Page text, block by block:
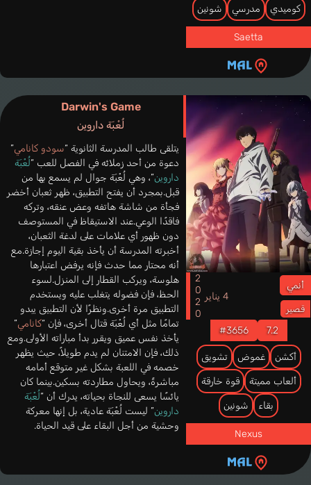
كوميدي مدرسي شونين
Saetta
Darwin's Game
لُعْبَة داروين
أنمي
قصير
4 يناير 2020
7.2
#3656
أكشن غموض تشويق
ألعاب مميتة قوة خارقة
بقاء شونين
Nexus
يتلقى طالب المدرسة الثانوية “سودو كانامي”
دعوة من أحد زملائه في الفصل للعب “لُعْبَة
داروين”، وهي لُعْبَة جوال لم يسمع بها من
قبل.بمجرد أن يفتح التطبيق، ظهر ثعبان أخضر
فجأة من شاشة هاتفه وعض عنقه، وتركه
فاقدًا الوعي.عند الاستيقاظ في المستوصف
دون ظهور أي علامات على لدغة الثعبان،
أخبرته المدرسة أن يأخذ بقية اليوم إجازة.مع
أنه محتار مما حدث فإنه يرفض اعتبارها
هلوسة، ويركب القطار إلى المنزل.لسوء
الحظ، فإن فضوله يتغلب عليه ويستخدم
التطبيق مرة أخرى.ونظرًا لأن التطبيق يبدو
تمامًا مثل أي لُعْبَة قتال أخرى، فإن “كانامي”
يأخذ نفس عميق ويقرر بدأ مباراته الأولى.ومع
ذلك، فإن الامتنان لم يدم طويلاً، حيث يظهر
خصمه في اللعبة بشكل غير متوقع أمامه
مباشرةً، ويحاول مطاردته بسكين.بينما كان
يائسًا يسعى للنجاة بحياته، يدرك أن “لُعْبَة
داروين” ليست لُعْبَة عادية، بل إنها معركة
وحشية من أجل البقاء على قيد الحياة.